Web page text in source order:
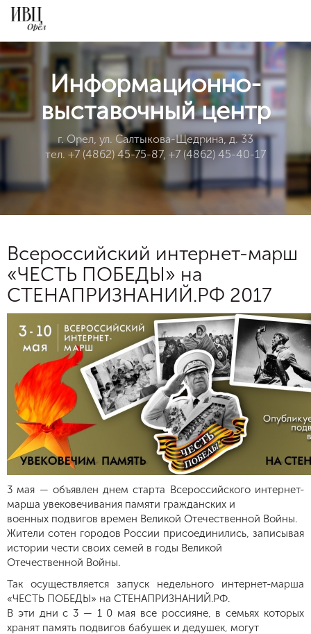
Информационно-
выставочный центр
г. Орел, ул. Салтыкова-Щедрина, д. 33
тел. +7 (4862) 45-75-87, +7 (4862) 45-40-17
Всероссийский интернет-марш
«ЧЕСТЬ ПОБЕДЫ» на
СТЕНАПРИЗНАНИЙ.РФ 2017
3 мая — объявлен днем старта Всероссийского интернет-
марша увековечивания памяти гражданских и
военных подвигов времен Великой Отечественной Войны.
Жители сотен городов России присоединились, записывая
истории чести своих семей в годы Великой
Отечественной Войны.
Так осуществляется запуск недельного интернет-марша
«ЧЕСТЬ ПОБЕДЫ» на СТЕНАПРИЗНАНИЙ.РФ.
В эти дни с 3 — 1 0 мая все россияне, в семьях которых
хранят память подвигов бабушек и дедушек, могут